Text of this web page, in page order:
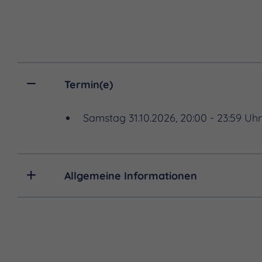
Termin(e)
Samstag 31.10.2026, 20:00 - 23:59 Uhr
Allgemeine Informationen